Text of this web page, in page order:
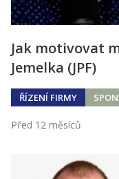
Jak motivovat
Jemelka (JPF)
ŘÍZENÍ FIRMY
Před 12 měsíců